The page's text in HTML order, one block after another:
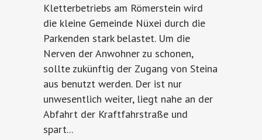
Kletterbetriebs am Römerstein wird
die kleine Gemeinde Nüxei durch die
Parkenden stark belastet. Um die
Nerven der Anwohner zu schonen,
sollte zukünftig der Zugang von Steina
aus benutzt werden. Der ist nur
unwesentlich weiter, liegt nahe an der
Abfahrt der Kraftfahrstraße und
spart...